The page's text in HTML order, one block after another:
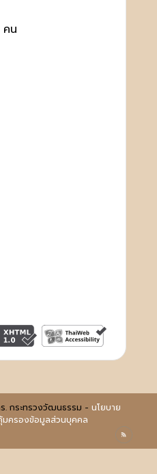
คน
. กระทรวงวัฒนธรรม - นโยบาย
มครองข้อมูลส่วนบุคคล